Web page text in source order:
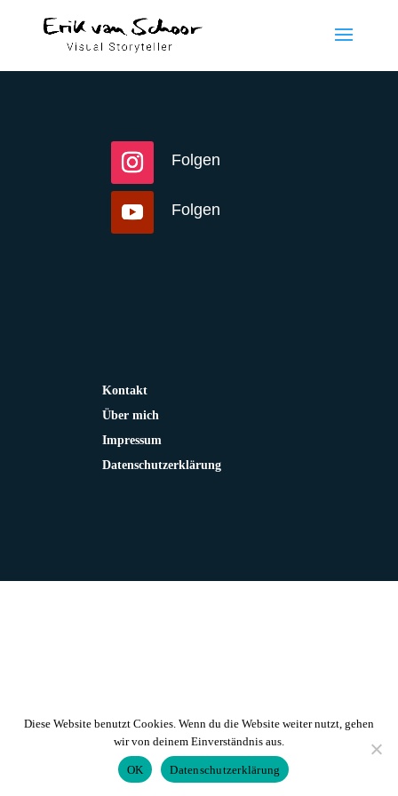
Folgen
Folgen
Kontakt
Über mich
Impressum
Datenschutzerklärung
Diese Website benutzt Cookies. Wenn du die Website weiter nutzt, gehen
wir von deinem Einverständnis aus.
OK Datenschutzerklärung